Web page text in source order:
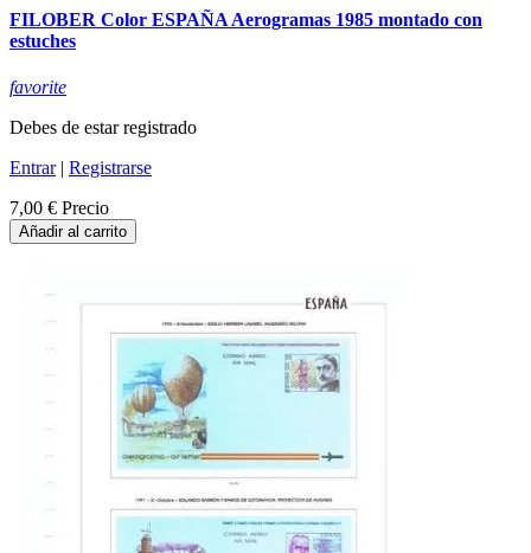
FILOBER Color ESPAÑA Aerogramas 1985 montado con
estuches
favorite
Debes de estar registrado
Entrar| Registrarse
7,00 € Precio
Añadir al carrito